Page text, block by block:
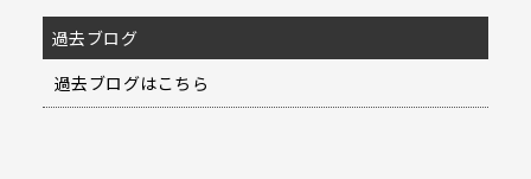
過去ブログ
過去ブログはこちら